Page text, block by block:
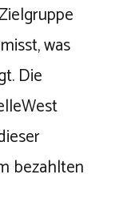
was
Die
bezahlten